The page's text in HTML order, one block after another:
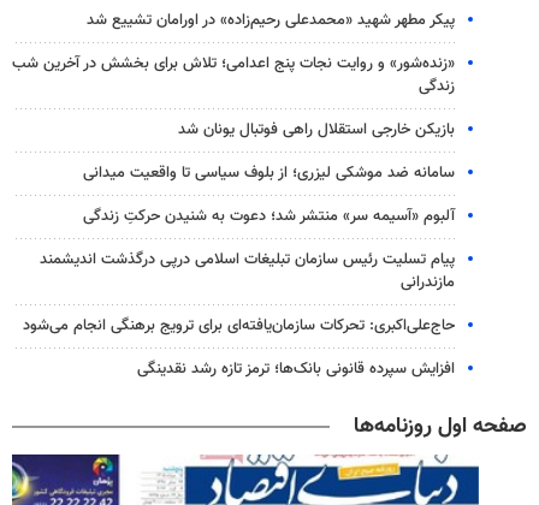
پیکر مطهر شهید «محمدعلی رحیم‌زاده» در اورامان تشییع شد
«زنده‌شور» و روایت نجات پنج اعدامی؛ تلاش برای بخشش در آخرین شب
زندگی
بازیکن خارجی استقلال راهی فوتبال یونان شد
سامانه ضد موشکی لیزری؛ از بلوف سیاسی تا واقعیت میدانی
آلبوم «آسیمه سر» منتشر شد؛ دعوت به شنیدن حرکتِ زندگی
پیام تسلیت رئیس سازمان تبلیغات اسلامی درپی درگذشت اندیشمند
مازندرانی
حاج‌علی‌اکبری: تحرکات سازمان‌یافته‌ای برای ترویج برهنگی انجام می‌شود
افزایش سپرده قانونی بانک‌ها؛ ترمز تازه رشد نقدینگی
صفحه اول روزنامه‌ها